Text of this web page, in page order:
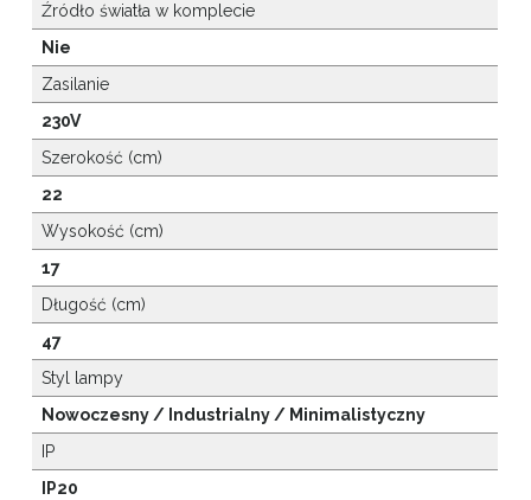
Źródło światła w komplecie
Nie
Zasilanie
230V
Szerokość (cm)
22
Wysokość (cm)
17
Długość (cm)
47
Styl lampy
Nowoczesny / Industrialny / Minimalistyczny
IP
IP20